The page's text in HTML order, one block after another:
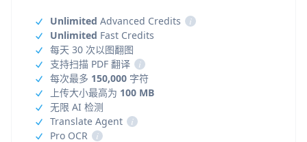
Unlimited Advanced Credits
i
Unlimited Fast Credits
每天 30 次以图翻图
支持扫描 PDF 翻译
i
每次最多 150,000 字符
上传大小最高为 100 MB
无限 AI 检测
Translate Agent
i
Pro OCR
i